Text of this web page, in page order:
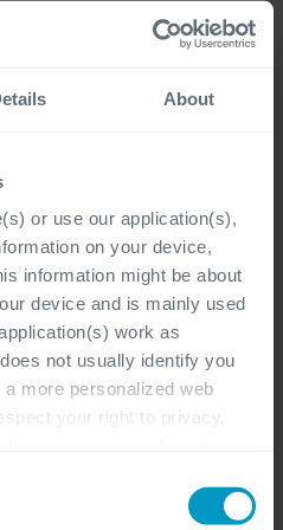
About
or use our application(s),
on your device,
information might be about
device and is mainly used
work as
not usually identify you
more personalized web
your right to privacy,
to change your settings. If